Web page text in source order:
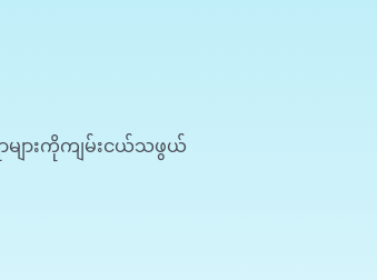
ရာများကိုကျမ်းငယ်သဖွယ်